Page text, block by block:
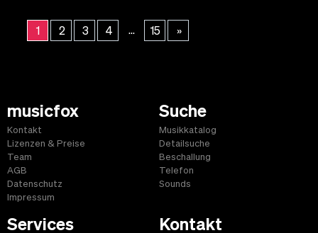
1 2 3 4 ... 15 »
musicfox
Kontakt
Lizenzen & Preise
Team
AGB
Datenschutz
Impressum
Suche
Musikkatalog
Detailsuche
Beschallung
Telefon
Sounds
Services Kontakt